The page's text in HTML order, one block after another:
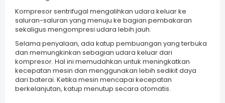
Kompresor sentrifugal mengalihkan udara keluar ke
saluran-saluran yang menuju ke bagian pembakaran
sekaligus mengompresi udara lebih jauh.
Selama penyalaan, ada katup pembuangan yang terbuka
dan memungkinkan sebagian udara keluar dari
kompresor. Hal ini memudahkan untuk meningkatkan
kecepatan mesin dan menggunakan lebih sedikit daya
dari baterai. Ketika mesin mencapai kecepatan
berkelanjutan, katup menutup secara otomatis.